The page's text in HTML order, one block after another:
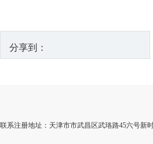
分享到：
联系注册地址：天津市市武昌区武珞路45六号新